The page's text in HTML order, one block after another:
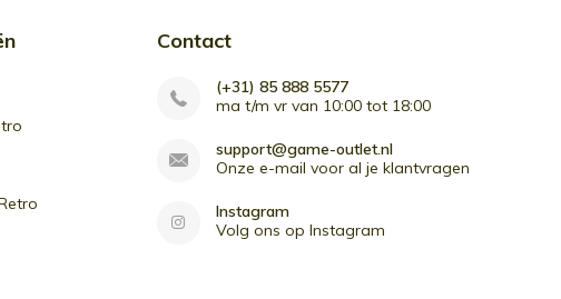
Contact
(+31) 85 888 5577
ma t/m vr van 10:00 tot 18:00
support@game-outlet.nl
Onze e-mail voor al je klantvragen
Instagram
Volg ons op Instagram